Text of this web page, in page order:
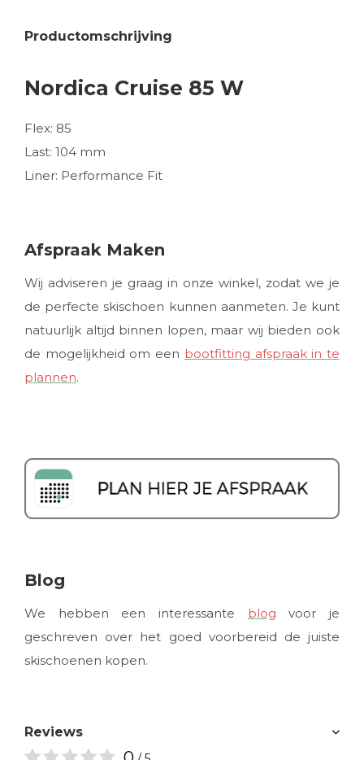
Productomschrijving
Nordica Cruise 85 W
Flex: 85
Last: 104 mm
Liner: Performance Fit
Afspraak Maken
Wij adviseren je graag in onze winkel, zodat we je
de perfecte skischoen kunnen aanmeten. Je kunt
natuurlijk altijd binnen lopen, maar wij bieden ook
de mogelijkheid om een bootfitting afspraak in te
plannen.
Blog
We hebben een interessante blog voor je
geschreven over het goed voorbereid de juiste
skischoenen kopen.
Reviews